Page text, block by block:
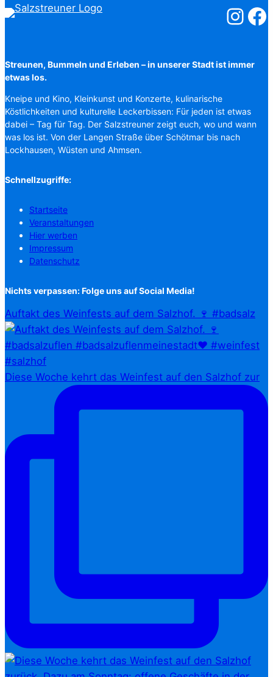
Streunen, Bummeln und Erleben – in unserer Stadt ist immer
etwas los.
Kneipe und Kino, Kleinkunst und Konzerte, kulinarische
Köstlichkeiten und kulturelle Leckerbissen: Für jeden ist etwas
dabei – Tag für Tag. Der Salzstreuner zeigt euch, wo und wann
was los ist. Von der Langen Straße über Schötmar bis nach
Lockhausen, Wüsten und Ahmsen.
Schnellzugriffe:
Startseite
Veranstaltungen
Hier werben
Impressum
Datenschutz
Nichts verpassen: Folge uns auf Social Media!
Auftakt des Weinfests auf dem Salzhof. 🍷 #badsalz
Diese Woche kehrt das Weinfest auf den Salzhof zur